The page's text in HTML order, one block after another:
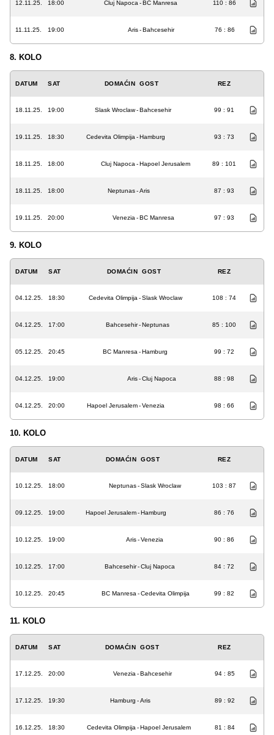
12.11.25. 18:00 Cluj Napoca -BC Manresa 110 : 86
11.11.25. 19:00 Aris-Bahcesehir 76 : 86
8. KOLO
DATUM SAT DOMAĆIN GOST REZ
18.11.25. 19:00 Slask Wroclaw-Bahcesehir 99 : 91
19.11.25. 18:30 Cedevita Olimpija -Hamburg 93 : 73
18.11.25. 18:00 Cluj Napoca -Hapoel Jerusalem 89 : 101
18.11.25. 18:00 Neptunas-Aris 87 : 93
19.11.25. 20:00 Venezia -BC Manresa 97 : 93
9. KOLO
DATUM SAT DOMAĆIN GOST REZ
04.12.25. 18:30 Cedevita Olimpija -Slask Wroclaw 108 : 74
04.12.25. 17:00 Bahcesehir-Neptunas 85 : 100
05.12.25. 20:45 BC Manresa -Hamburg 99 : 72
04.12.25. 19:00 Aris-Cluj Napoca 88 : 98
04.12.25. 20:00 Hapoel Jerusalem-Venezia 98 : 66
10. KOLO
DATUM SAT DOMAĆIN GOST REZ
10.12.25. 18:00 Neptunas-Slask Wroclaw 103 : 87
09.12.25. 19:00 Hapoel Jerusalem-Hamburg 86 : 76
10.12.25. 19:00 Aris-Venezia 90 : 86
10.12.25. 17:00 Bahcesehir-Cluj Napoca 84 : 72
10.12.25. 20:45 BC Manresa -Cedevita Olimpija 99 : 82
11. KOLO
DATUM SAT DOMAĆIN GOST REZ
17.12.25. 20:00 Venezia -Bahcesehir 94 : 85
17.12.25. 19:30 Hamburg -Aris 89 : 92
16.12.25. 18:30 Cedevita Olimpija -Hapoel Jerusalem 81 : 84